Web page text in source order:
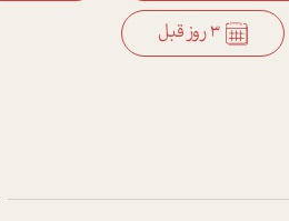
3 روز قبل